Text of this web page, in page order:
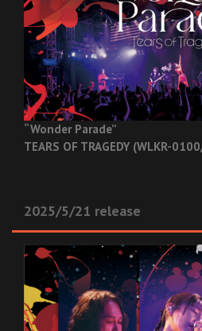
“Wonder Parade”
TEARS OF TRAGEDY (WLKR-
2025/5/21 release